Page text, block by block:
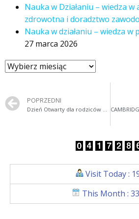
Nauka w Działaniu – wiedza w
zdrowotna i doradztwo
Nauka w działaniu – wiedza w
27 marca 2026
POPRZEDNI
Visit Today :
This Month :